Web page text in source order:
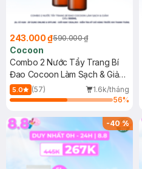
243.000 ₫590.000 ₫
Cocoon
Combo 2 Nước Tẩy Trang Bí
Đao Cocoon Làm Sạch & Giảm
Dầu 500ml
5.0 (57)
1.6k/tháng
56%
-40%